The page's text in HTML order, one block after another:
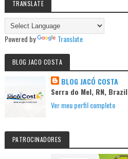
TRANSLATE
Powered by Translate
BLOG JACO COSTA
BLOG JACÓ COSTA
Serra do Mel, RN, Brazil
Ver meu perfil completo
PATROCINADORES